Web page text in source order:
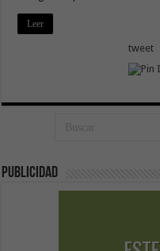
Leer
tweet
Publicidad